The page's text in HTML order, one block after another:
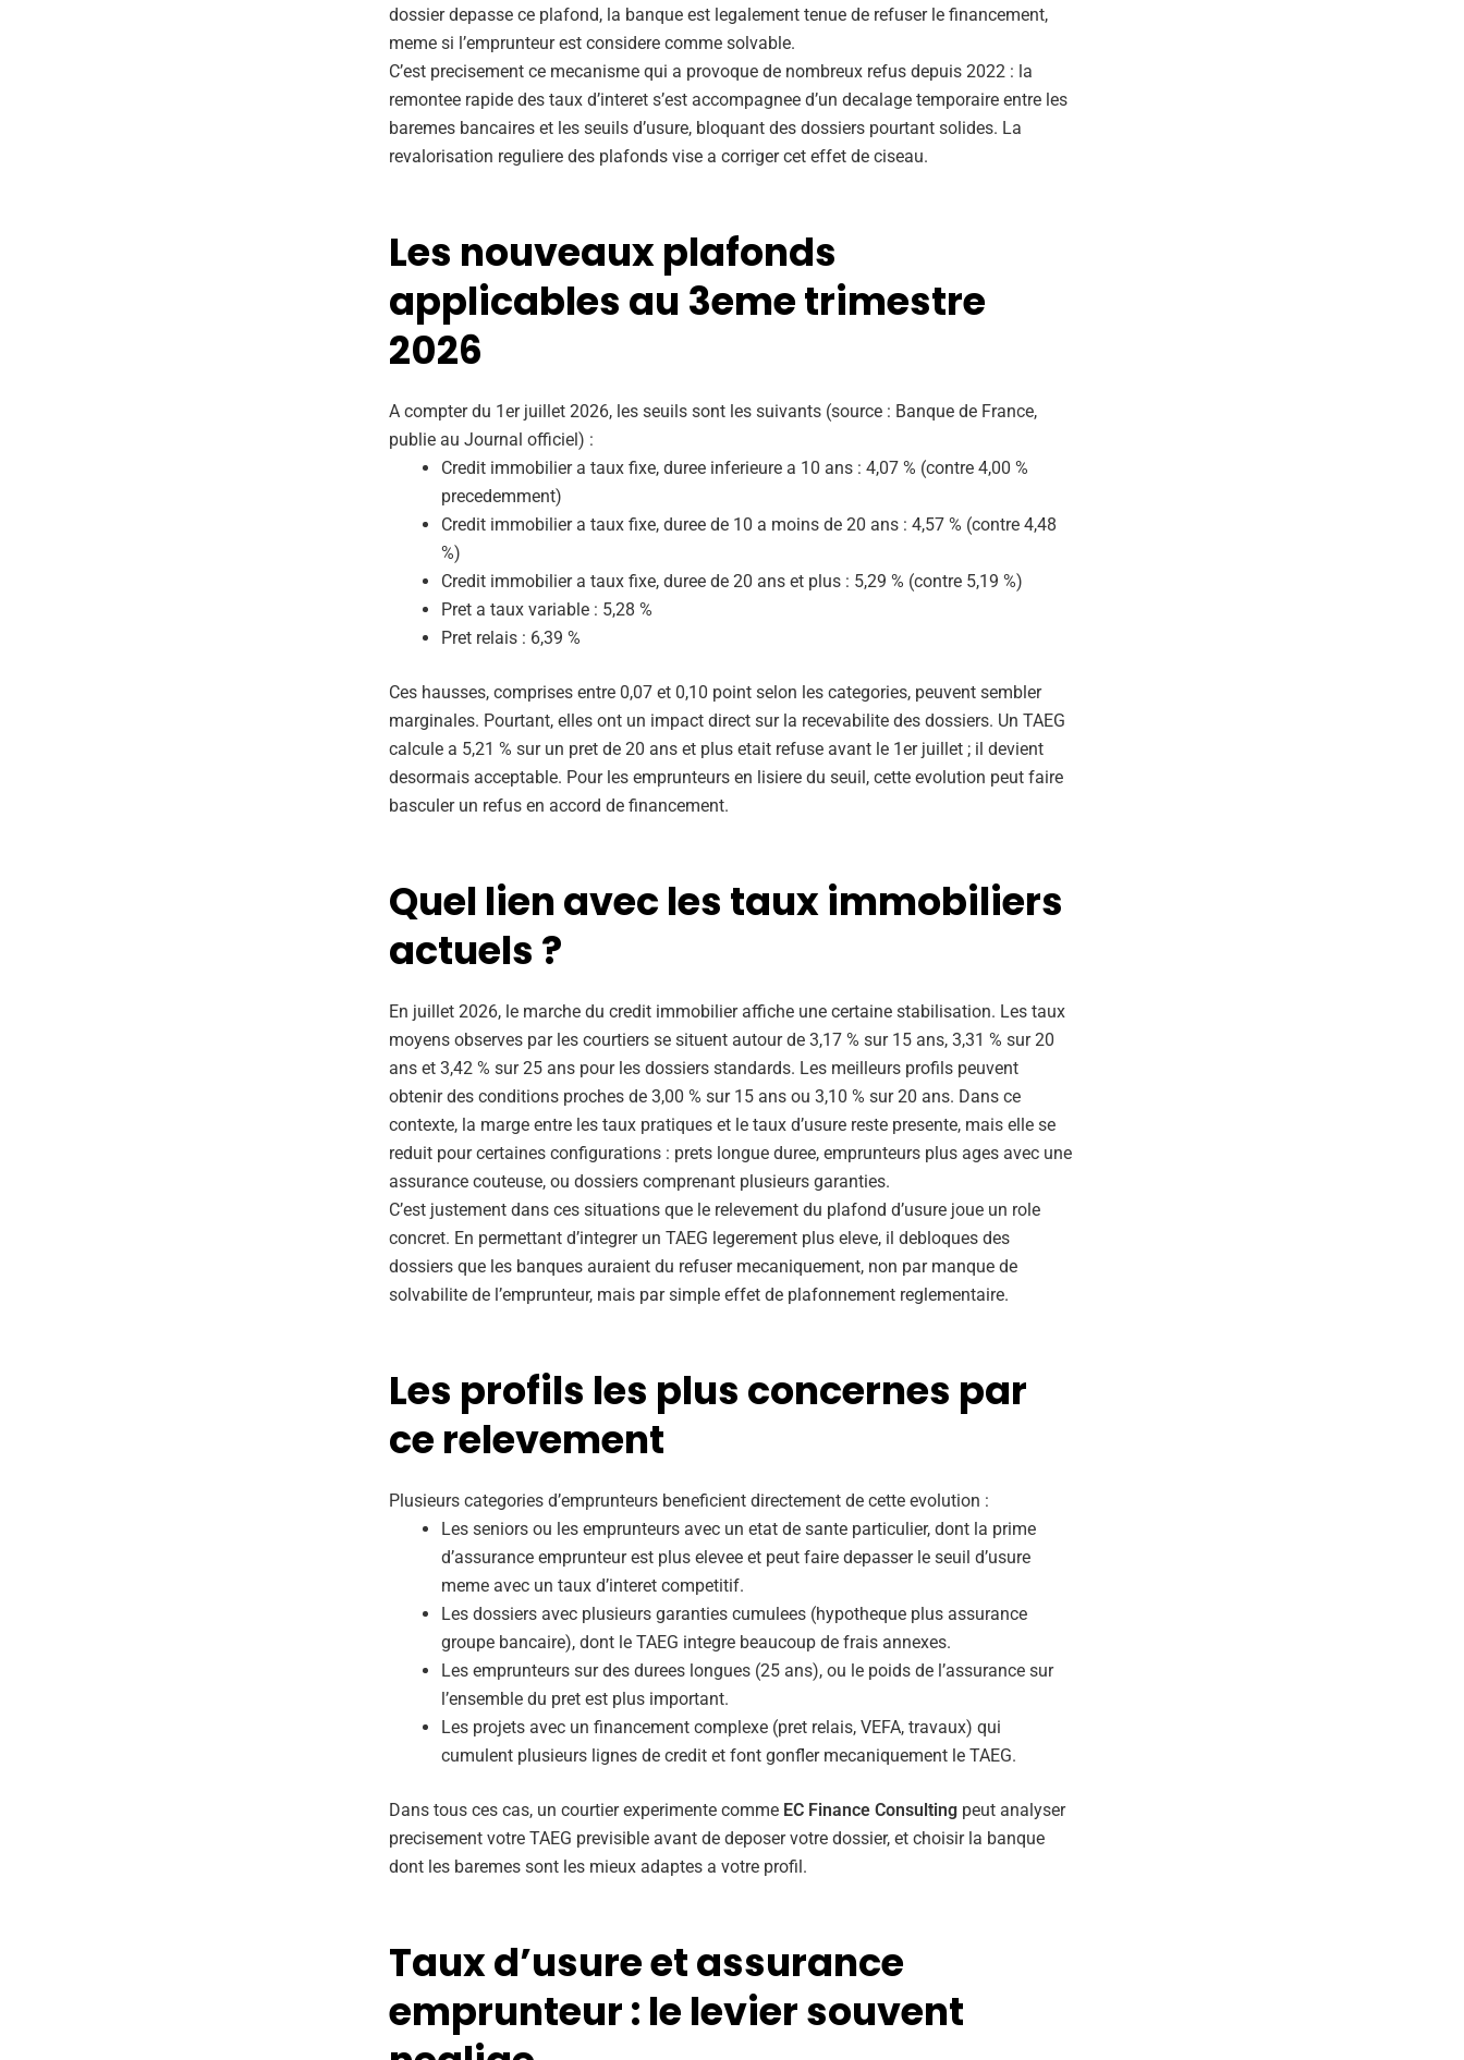
dossier depasse ce plafond, la banque est legalement tenue de refuser le financement,
meme si l’emprunteur est considere comme solvable.
C’est precisement ce mecanisme qui a provoque de nombreux refus depuis 2022 : la
remontee rapide des taux d’interet s’est accompagnee d’un decalage temporaire entre les
baremes bancaires et les seuils d’usure, bloquant des dossiers pourtant solides. La
revalorisation reguliere des plafonds vise a corriger cet effet de ciseau.
Les nouveaux plafonds
applicables au 3eme trimestre
2026
A compter du 1er juillet 2026, les seuils sont les suivants (source : Banque de France,
publie au Journal officiel) :
Credit immobilier a taux fixe, duree inferieure a 10 ans : 4,07 % (contre 4,00 %
precedemment)
Credit immobilier a taux fixe, duree de 10 a moins de 20 ans : 4,57 % (contre 4,48
%)
Credit immobilier a taux fixe, duree de 20 ans et plus : 5,29 % (contre 5,19 %)
Pret a taux variable : 5,28 %
Pret relais : 6,39 %
Ces hausses, comprises entre 0,07 et 0,10 point selon les categories, peuvent sembler
marginales. Pourtant, elles ont un impact direct sur la recevabilite des dossiers. Un TAEG
calcule a 5,21 % sur un pret de 20 ans et plus etait refuse avant le 1er juillet ; il devient
desormais acceptable. Pour les emprunteurs en lisiere du seuil, cette evolution peut faire
basculer un refus en accord de financement.
Quel lien avec les taux immobiliers
actuels ?
En juillet 2026, le marche du credit immobilier affiche une certaine stabilisation. Les taux
moyens observes par les courtiers se situent autour de 3,17 % sur 15 ans, 3,31 % sur 20
ans et 3,42 % sur 25 ans pour les dossiers standards. Les meilleurs profils peuvent
obtenir des conditions proches de 3,00 % sur 15 ans ou 3,10 % sur 20 ans. Dans ce
contexte, la marge entre les taux pratiques et le taux d’usure reste presente, mais elle se
reduit pour certaines configurations : prets longue duree, emprunteurs plus ages avec une
assurance couteuse, ou dossiers comprenant plusieurs garanties.
C’est justement dans ces situations que le relevement du plafond d’usure joue un role
concret. En permettant d’integrer un TAEG legerement plus eleve, il debloques des
dossiers que les banques auraient du refuser mecaniquement, non par manque de
solvabilite de l’emprunteur, mais par simple effet de plafonnement reglementaire.
Les profils les plus concernes par
ce relevement
Plusieurs categories d’emprunteurs beneficient directement de cette evolution :
Les seniors ou les emprunteurs avec un etat de sante particulier, dont la prime
d’assurance emprunteur est plus elevee et peut faire depasser le seuil d’usure
meme avec un taux d’interet competitif.
Les dossiers avec plusieurs garanties cumulees (hypotheque plus assurance
groupe bancaire), dont le TAEG integre beaucoup de frais annexes.
Les emprunteurs sur des durees longues (25 ans), ou le poids de l’assurance sur
l’ensemble du pret est plus important.
Les projets avec un financement complexe (pret relais, VEFA, travaux) qui
cumulent plusieurs lignes de credit et font gonfler mecaniquement le TAEG.
Dans tous ces cas, un courtier experimente comme EC Finance Consulting peut analyser
precisement votre TAEG previsible avant de deposer votre dossier, et choisir la banque
dont les baremes sont les mieux adaptes a votre profil.
Taux d’usure et assurance
emprunteur : le levier souvent